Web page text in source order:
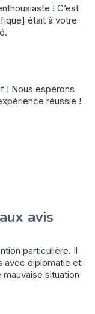
! C’est
était à votre
! Nous espérons
réussie !
avis
particulière. Il
avec diplomatie et
situation